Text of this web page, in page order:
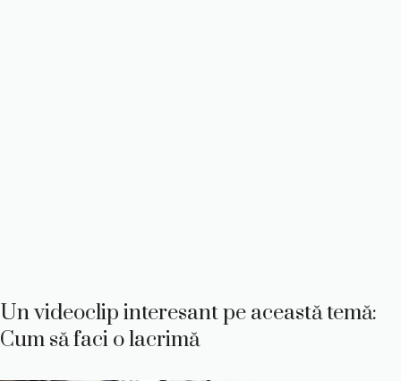
Un videoclip interesant pe această temă:
Cum să faci o lacrimă